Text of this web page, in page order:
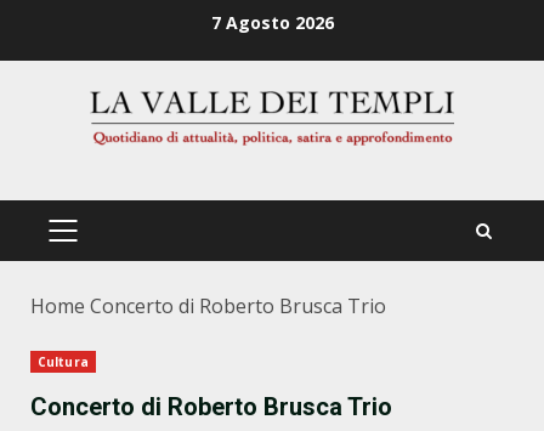
7 Agosto 2026
PRIMÄRES
Home Concerto di Roberto Brusca Trio
Cultura
Concerto di Roberto Brusca Trio